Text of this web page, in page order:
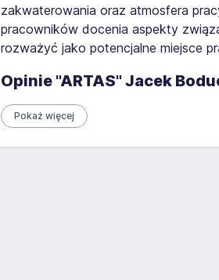
zakwaterowania oraz atmosfera
pracowników docenia aspekty
rozważyć jako potencjalne miejsce
Opinie "ARTAS" Jacek
Pokaż więcej